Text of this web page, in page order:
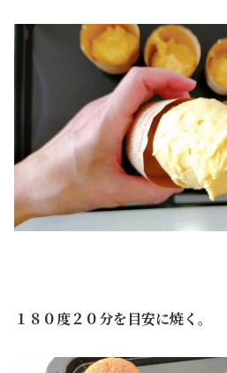
１８０度２０分を目安に焼く。